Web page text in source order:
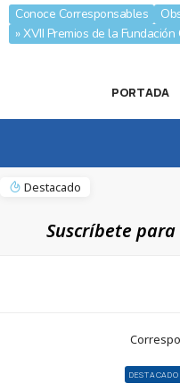
Conoce Corresponsables
» XVII Premios de la
PORTADA
Destacado
Suscríbete
DESTACADO